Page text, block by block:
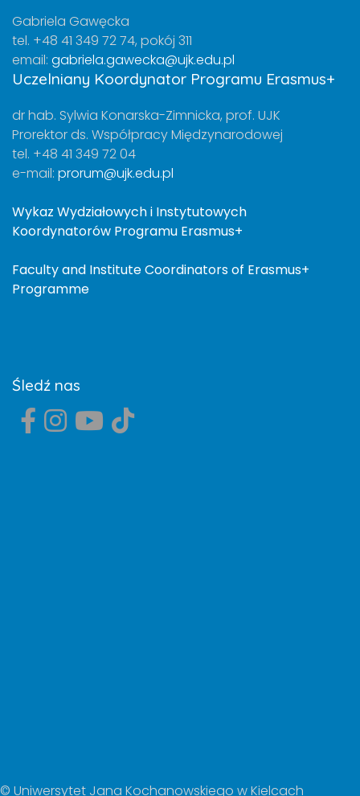
Gabriela Gawęcka
tel. +48 41 349 72 74, pokój 311
email: gabriela.gawecka@ujk.edu.pl
Uczelniany Koordynator Programu Erasmus+
dr hab. Sylwia Konarska-Zimnicka, prof. UJK
Prorektor ds. Współpracy Międzynarodowej
tel. +48 41 349 72 04
e-mail: prorum@ujk.edu.pl
Wykaz Wydziałowych i Instytutowych
Koordynatorów Programu Erasmus+
Faculty and Institute Coordinators of Erasmus+
Programme
Śledź nas
© Uniwersytet Jana Kochanowskiego w Kielcach